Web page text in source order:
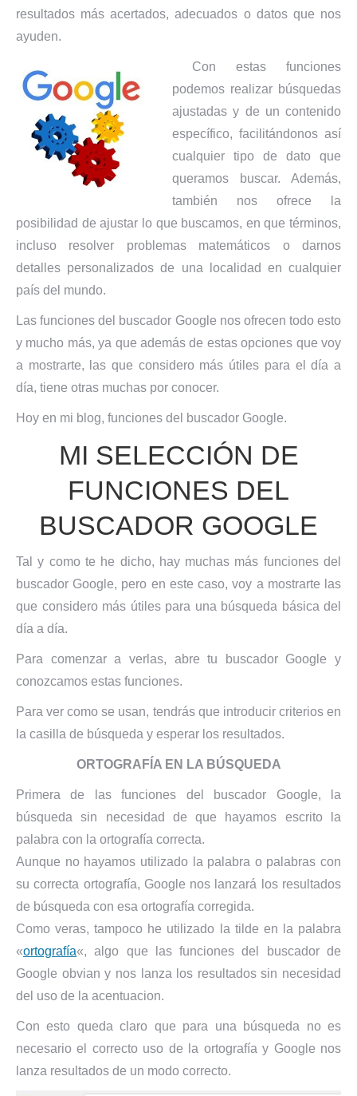
resultados más acertados, adecuados o datos que nos
ayuden.
Con estas funciones
podemos realizar búsquedas
ajustadas y de un contenido
específico, facilitándonos así
cualquier tipo de dato que
queramos buscar. Además,
también nos ofrece la
posibilidad de ajustar lo que buscamos, en que términos,
incluso resolver problemas matemáticos o darnos
detalles personalizados de una localidad en cualquier
país del mundo.
Las funciones del buscador Google nos ofrecen todo esto
y mucho más, ya que además de estas opciones que voy
a mostrarte, las que considero más útiles para el día a
día, tiene otras muchas por conocer.
Hoy en mi blog, funciones del buscador Google.
MI SELECCIÓN DE
FUNCIONES DEL
BUSCADOR GOOGLE
Tal y como te he dicho, hay muchas más funciones del
buscador Google, pero en este caso, voy a mostrarte las
que considero más útiles para una búsqueda básica del
día a día.
Para comenzar a verlas, abre tu buscador Google y
conozcamos estas funciones.
Para ver como se usan, tendrás que introducir criterios en
la casilla de búsqueda y esperar los resultados.
ORTOGRAFÍA EN LA BÚSQUEDA
Primera de las funciones del buscador Google, la
búsqueda sin necesidad de que hayamos escrito la
palabra con la ortografía correcta.
Aunque no hayamos utilizado la palabra o palabras con
su correcta ortografía, Google nos lanzará los resultados
de búsqueda con esa ortografía corregida.
Como veras, tampoco he utilizado la tilde en la palabra
«ortografía«, algo que las funciones del buscador de
Google obvian y nos lanza los resultados sin necesidad
del uso de la acentuacion.
Con esto queda claro que para una búsqueda no es
necesario el correcto uso de la ortografía y Google nos
lanza resultados de un modo correcto.